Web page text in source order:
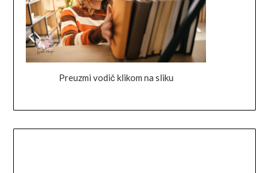
Preuzmi vodič klikom na sliku